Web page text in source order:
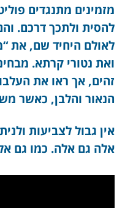
מזמינים מתנגדים
להסית ולתכך דרכם.
לאולם היחיד שם, את
ואת נטורי קרתא.
זהים, אך ראו את
הנאור והלבן, כאשר
אין גבול לצביעות
אלה גם אלה. כמו גם